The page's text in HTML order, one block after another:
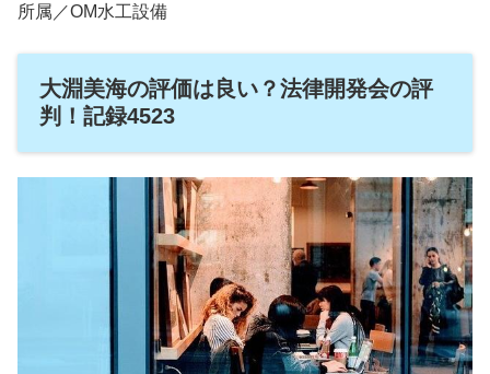
所属／OM水工設備
大淵美海の評価は良い？法律開発会の評
判！記録4523